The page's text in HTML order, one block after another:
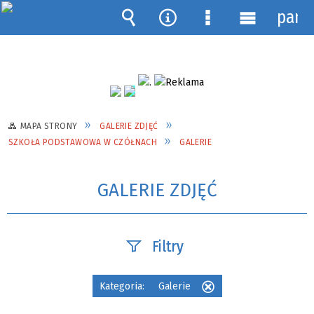
MAPA STRONY
GALERIE ZDJĘĆ
SZKOŁA PODSTAWOWA W CZÓŁNACH
GALERIE
GALERIE ZDJĘĆ
Filtry
Fraza
Kategoria: Galerie
Wyszukiwarka
Narzędzia
MenuMenu